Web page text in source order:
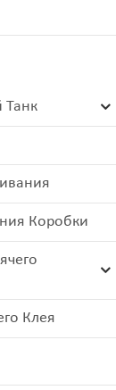
Танк
Коробки
Клея